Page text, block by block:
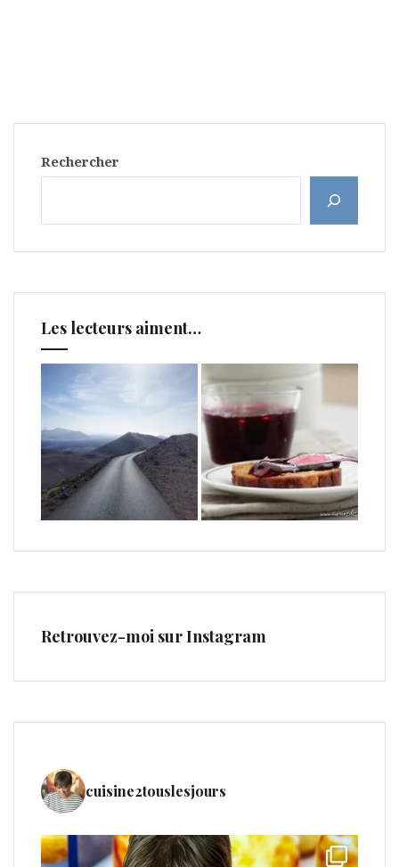
Rechercher
Les lecteurs aiment…
Retrouvez-moi sur Instagram
cuisine2touslesjours